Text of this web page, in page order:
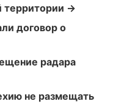
территории →
договор о
радара
не размещать